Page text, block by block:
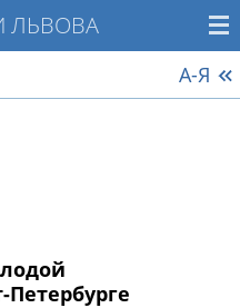
ЛЬВОВА
А-Я